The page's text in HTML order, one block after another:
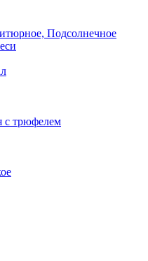
Подсолнечное
с трюфелем